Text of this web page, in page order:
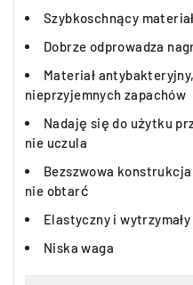
Szybkoschnący materiał
Dobrze odprowadza
Materiał
nieprzyjemnych zapachów
Nadaję się do użytku
nie uczula
Bezszwowa
nie obtarć
Elastyczny i
Niska waga